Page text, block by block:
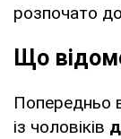
розпочато
Що
Попередньо
із чоловіків